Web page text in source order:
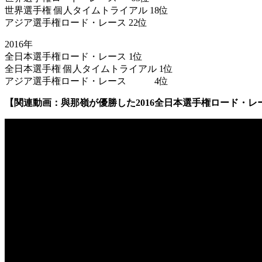
世界選手権 個人タイムトライアル 18位
アジア選手権ロード・レース 22位
2016年
全日本選手権ロード・レース 1位
全日本選手権 個人タイムトライアル 1位
アジア選手権ロード・レース 4位
【関連動画：與那嶺が優勝した2016全日本選手権ロード・レ